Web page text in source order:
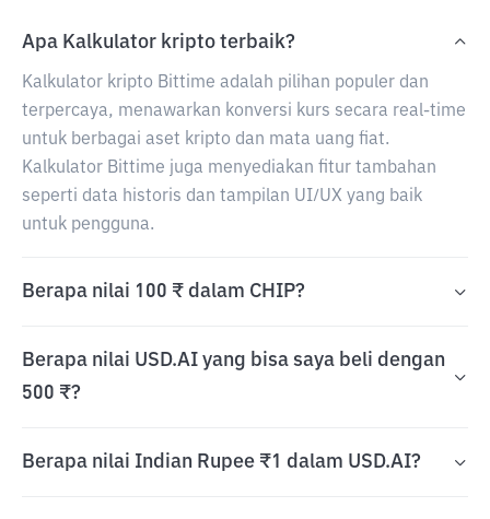
Apa Kalkulator kripto terbaik?
Kalkulator kripto Bittime adalah pilihan populer dan
terpercaya, menawarkan konversi kurs secara real-time
untuk berbagai aset kripto dan mata uang fiat.
Kalkulator Bittime juga menyediakan fitur tambahan
seperti data historis dan tampilan UI/UX yang baik
untuk pengguna.
Berapa nilai 100 ₹ dalam CHIP?
Berapa nilai USD.AI yang bisa saya beli dengan
500 ₹?
Berapa nilai Indian Rupee ₹1 dalam USD.AI?